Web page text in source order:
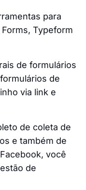
para
Typeform
de formulários
de
via link e
de coleta de
e também de
você
de